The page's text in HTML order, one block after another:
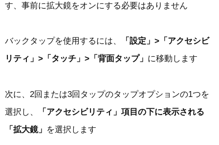
す、事前に拡大鏡をオンにする必要はありません
バックタップを使用するには、
「設定」>「アクセシビ
リティ」>「タッチ」>「背面タップ」 に移動します
次に、2回または3回タップのタップオプションの1つを
選択し、
「アクセシビリティ」項目の下に表示される
「拡大鏡」 を選択します